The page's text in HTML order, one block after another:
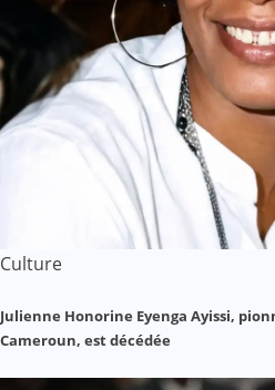
Culture
Julienne Honorine Eyenga Ayissi,
Cameroun, est décédée